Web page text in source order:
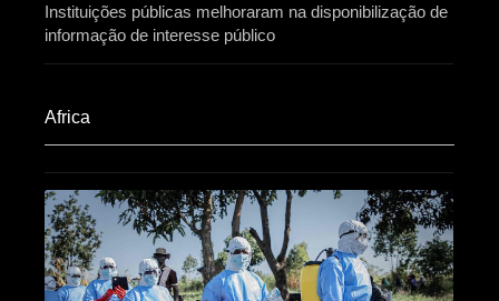
Instituições públicas melhoraram na disponibilização de
informação de interesse público
Africa​